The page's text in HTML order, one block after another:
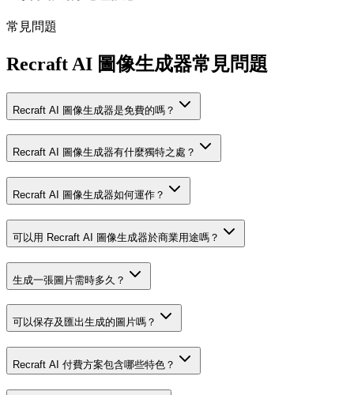
常見問題
Recraft AI 圖像生成器常見問題
Recraft AI 圖像生成器是免費的嗎？
Recraft AI 圖像生成器有什麼獨特之處？
Recraft AI 圖像生成器如何運作？
可以用 Recraft AI 圖像生成器於商業用途嗎？
生成一張圖片需時多久？
可以保存及匯出生成的圖片嗎？
Recraft AI 付費方案包含哪些特色？